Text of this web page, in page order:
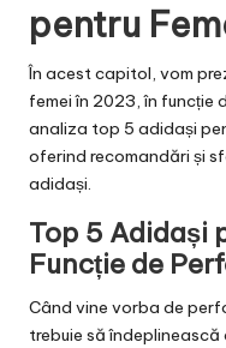
pentru
În acest capitol, vom
femei în 2023, în funcție
analiza top 5 adidași
oferind recomandări și
adidași.
Top 5 Adidași
Funcție de
Când vine vorba de
trebuie să